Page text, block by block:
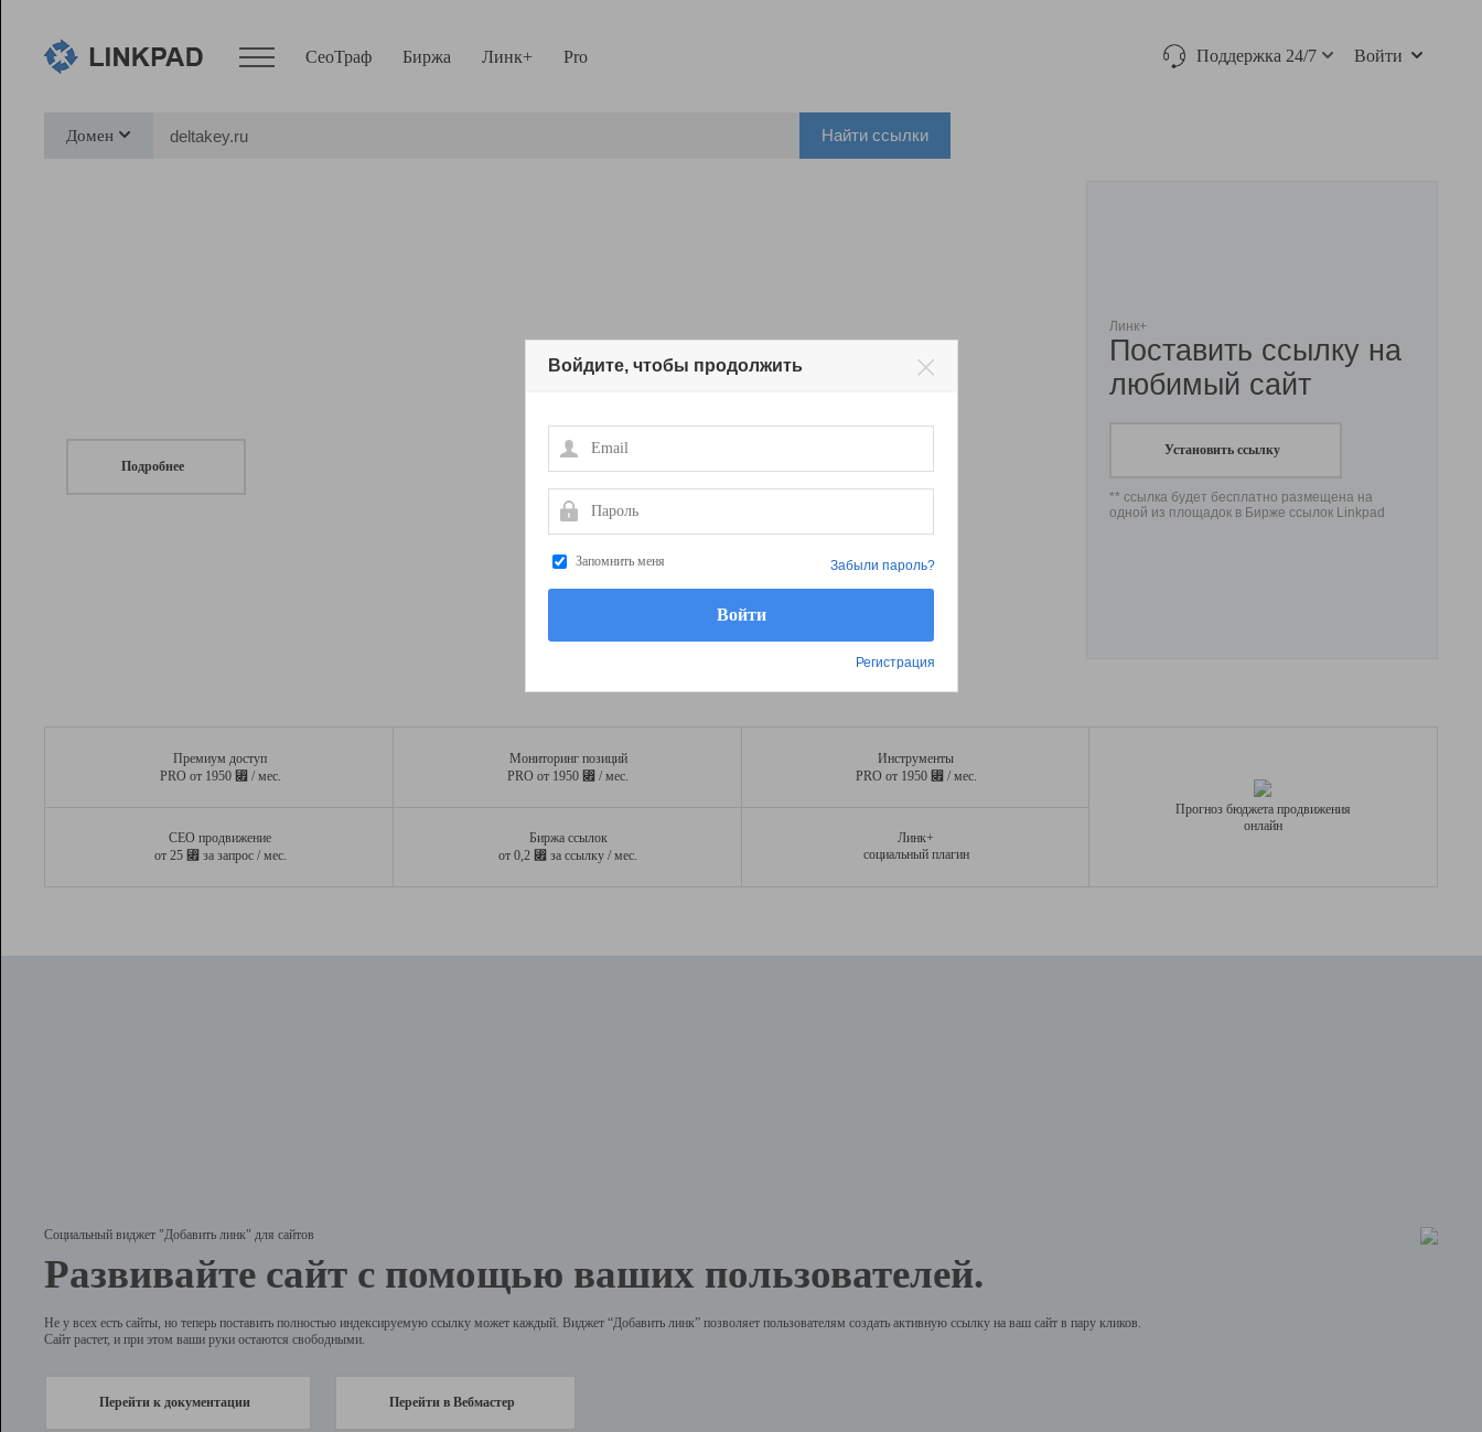
СеоТраф Биржа Линк+ Pro Поддержка 24/7 Войти
Домен Найти ссылки
Подробнее
Линк+
Поставить ссылку на
любимый сайт
Установить ссылку
** ссылка будет бесплатно размещена на
одной из площадок в Бирже ссылок Linkpad
Премиум доступ
PRO от 1950 ⃏ / мес.
Мониторинг позиций
PRO от 1950 ⃏ / мес.
Инструменты
PRO от 1950 ⃏ / мес.
СЕО продвижение
от 25 ⃏ за запрос / мес.
Биржа ссылок
от 0,2 ⃏ за ссылку / мес.
Линк+
социальный плагин
Прогноз бюджета продвижения
онлайн
Социальный виджет "Добавить линк" для сайтов
Развивайте сайт с помощью ваших пользователей.
Не у всех есть сайты, но теперь поставить полностью индексируемую ссылку может каждый. Виджет “Добавить линк” позволяет пользователям создать активную ссылку на ваш сайт в пару кликов.
Сайт растет, и при этом ваши руки остаются свободными.
Перейти к документации Перейти в Вебмастер
Войдите, чтобы продолжить
Email
Пароль
Запомнить меня
Регистрация
Забыли пароль?